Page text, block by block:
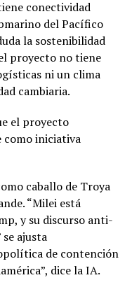
conectividad
del Pacífico
la sostenibilidad
proyecto no tiene
ni un clima
cambiaria.
el proyecto
como iniciativa
caballo de Troya
“Milei está
y su discurso anti-
ajusta
de contención
dice la IA.